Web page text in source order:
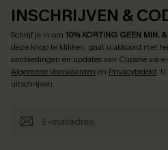
INSCHRIJVEN &
Schrijf je in om 10% KORTING GEEN MIN.
deze knop te klikken, gaat u akkoord met
aanbiedingen en updates van Cupshe via
Algemene Voorwaarden en Privacybeleid.
uitschrijven.